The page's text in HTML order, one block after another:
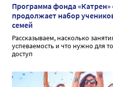
Программа фонда
продолжает набор
семей
Рассказываем, насколько
успеваемость и что нужно для
доступ